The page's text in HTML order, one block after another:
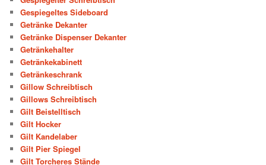
Gespiegeltes Sideboard
Getränke Dekanter
Getränke Dispenser Dekanter
Getränkehalter
Getränkekabinett
Getränkeschrank
Gillow Schreibtisch
Gillows Schreibtisch
Gilt Beistelltisch
Gilt Hocker
Gilt Kandelaber
Gilt Pier Spiegel
Gilt Torcheres Stände